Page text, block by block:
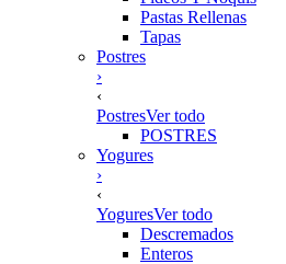
Pastas Rellenas
Tapas
Postres
›
‹
PostresVer todo
POSTRES
Yogures
›
‹
YoguresVer todo
Descremados
Enteros